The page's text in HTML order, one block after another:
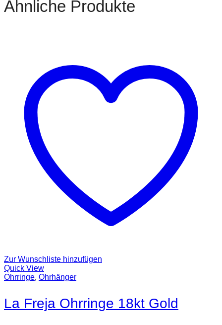
Ähnliche Produkte
Zur Wunschliste hinzufügen
Quick View
Ohrringe, Ohrhänger
La Freja Ohrringe 18kt Gold